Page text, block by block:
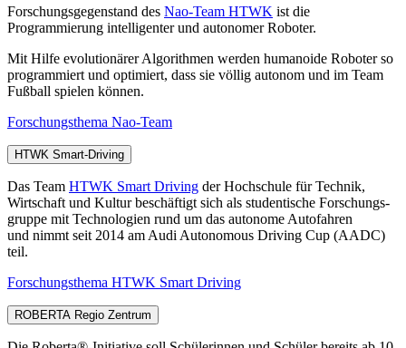
Forschungsgegenstand des Nao-Team HTWK ist die
Programmierung intelligenter und autonomer Roboter.
Mit Hilfe evolutionärer Algorithmen werden humanoide Roboter so
programmiert und optimiert, dass sie völlig autonom und im Team
Fußball spielen können.
Forschungsthema Nao-Team
HTWK Smart-Driving
Das Team HTWK Smart Driving der Hochschule für Technik,
Wirtschaft und Kultur beschäftigt sich als studentische Forschungs­
gruppe mit Technologien rund um das autonome Auto­fahren
und nimmt seit 2014 am Audi Autonomous Driving Cup (AADC)
teil.
Forschungsthema HTWK Smart Driving
ROBERTA Regio Zentrum